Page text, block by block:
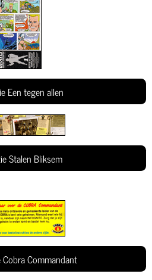
Een tegen allen
Stalen Bliksem
Commandant